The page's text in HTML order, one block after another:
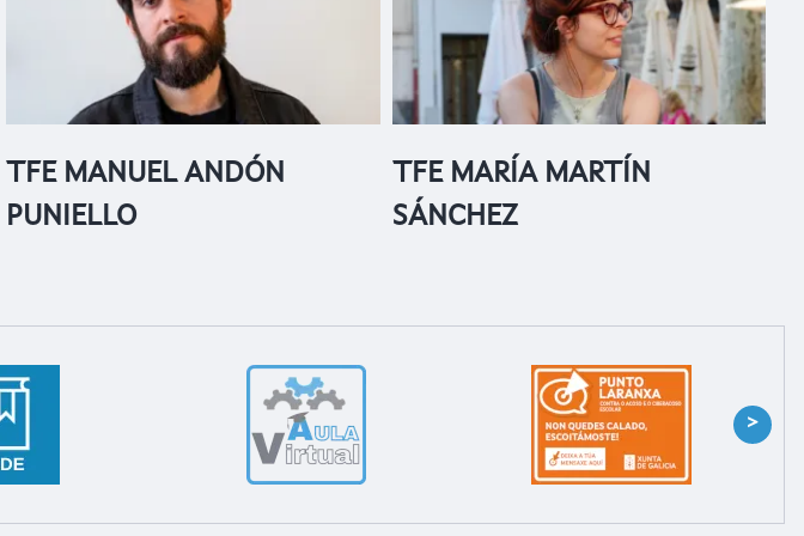
TFE MANUEL ANDÓN
PUNIELLO
TFE MARÍA MARTÍN
SÁNCHEZ
>